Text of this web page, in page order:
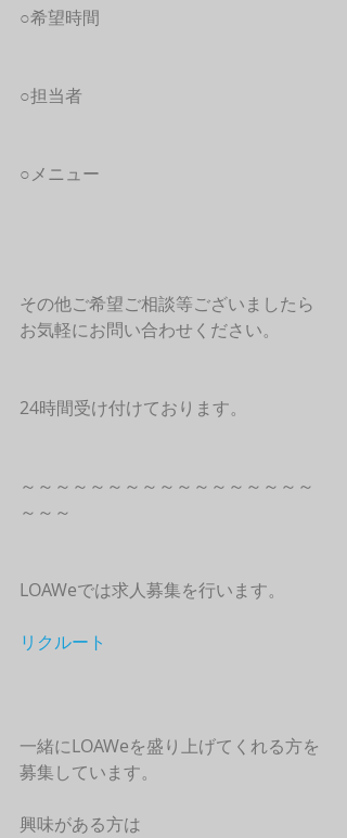
○希望時間
○担当者
○メニュー
その他ご希望ご相談等ございましたら
お気軽にお問い合わせください。
24時間受け付けております。
～～～～～～～～～～～～～～～～～
～～～
LOAWeでは求人募集を行います。
リクルート
一緒にLOAWeを盛り上げてくれる方を
募集しています。
興味がある方は